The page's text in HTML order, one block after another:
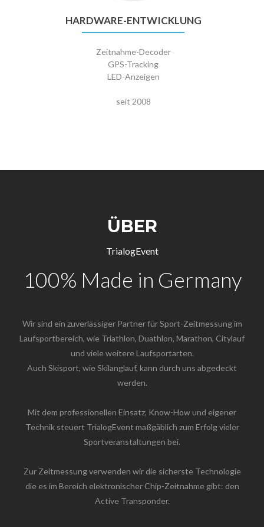
HARDWARE-ENTWICKLUNG
Zeitnahme-Decoder
GPS-Tracking
LED-Anzeigen
seit 2008
ÜBER
TrialogEvent
100% Made in Germany
Wir sind ein zuverlässiger Partner für Sport-Zeitmessung im
Laufsportbereich, wie Triathlon, Duathlon, Marathon, Citylauf
und viele weitere Laufsportarten.
Auch Skisport, wie Skilanglauf, kann durch uns abgedeckt
werden.
Mit dem professionellen Einsatz, Know-How und eigener
Technik steuert TrialogEvent maßgäblich zum Erfolg vieler
Sportveranstaltungen bei.
Zur Zeitmessung verwenden wir die sicherste Technologie
die es im Bereich elektronischer Chip-Zeitnahme gibt: den
Active Transponder.